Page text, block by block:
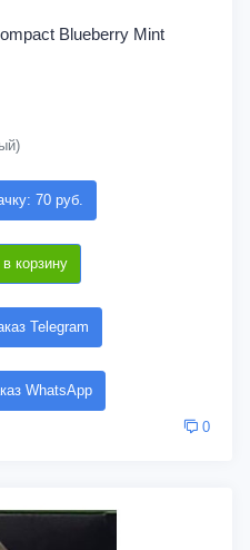
Blueberry Mint
70 руб.
корзину
Telegram
WhatsApp
0